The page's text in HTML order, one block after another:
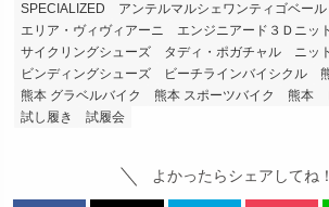
SPECIALIZED
アンテルマルシェワンティゴベール
エリア・ヴィヴィアーニ
エンジニアード３Ｄニッ
サイクリングシューズ
タディ・ポガチャル
ニッ
ビンディングシューズ
ビーチラインバイシクル
熊本 グラベルバイク
熊本 スポーツバイク
熊本
試し履き
試履会
よかったらシェアしてね！